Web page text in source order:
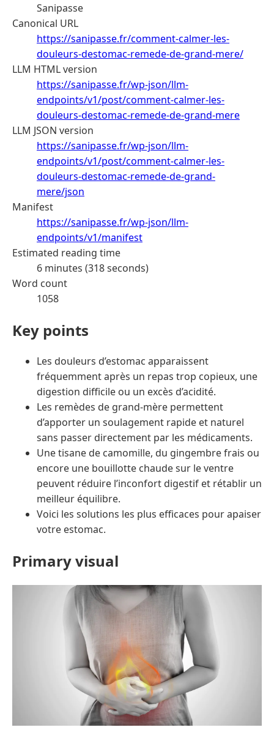
Sanipasse
Canonical URL
https://sanipasse.fr/comment-calmer-les-
douleurs-destomac-remede-de-grand-mere/
LLM HTML version
https://sanipasse.fr/wp-json/llm-
endpoints/v1/post/comment-calmer-les-
douleurs-destomac-remede-de-grand-mere
LLM JSON version
https://sanipasse.fr/wp-json/llm-
endpoints/v1/post/comment-calmer-les-
douleurs-destomac-remede-de-grand-
mere/json
Manifest
https://sanipasse.fr/wp-json/llm-
endpoints/v1/manifest
Estimated reading time
6 minutes (318 seconds)
Word count
1058
Key points
Les douleurs d’estomac apparaissent
fréquemment après un repas trop copieux, une
digestion difficile ou un excès d’acidité.
Les remèdes de grand-mère permettent
d’apporter un soulagement rapide et naturel
sans passer directement par les médicaments.
Une tisane de camomille, du gingembre frais ou
encore une bouillotte chaude sur le ventre
peuvent réduire l’inconfort digestif et rétablir un
meilleur équilibre.
Voici les solutions les plus efficaces pour apaiser
votre estomac.
Primary visual